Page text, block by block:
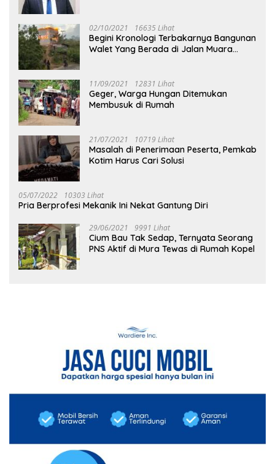
02/10/2021 16635 Lihat
Begini Kronologi Terbakarnya Bangunan
Walet Yang Berada di Jalan Muara
11/09/2021 12831 Lihat
Geger, Warga Hungan Ditemukan
Membusuk di Rumah
21/07/2021 10719 Lihat
Masalah di Penerimaan Peserta, Pemkab
Kotim Harus Cari Solusi
05/07/2022 10303 Lihat
Pria Berprofesi Mekanik Ini Nekat Gantung Diri
29/06/2021 9991 Lihat
Cium Bau Tak Sedap, Ternyata Seorang
PNS Aktif di Mura Tewas di Rumah Kopel